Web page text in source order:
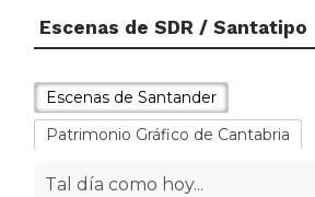
Escenas de SDR / Santatipo
Escenas de Santander
Patrimonio Gráfico de Cantabria
Tal día como hoy...